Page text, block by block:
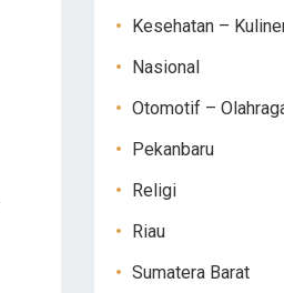
Kesehatan –
Nasional
Otomotif –
Pekanbaru
Religi
Riau
Sumatera Barat